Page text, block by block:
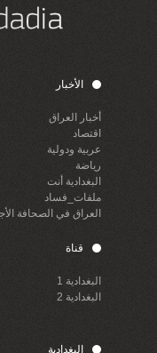
الأخبار
أخبار العراق
اقتصاد
عربية ودولية
رياضة
البغدادية أنت
ملفات_فساد
العراق في الصحافة
قناة
البغدادية 1
البغدادية 2
البغدادية